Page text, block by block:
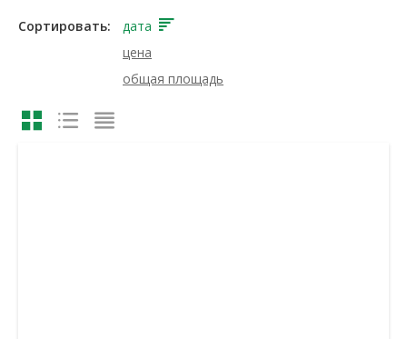
Сортировать:
дата
цена
общая площадь